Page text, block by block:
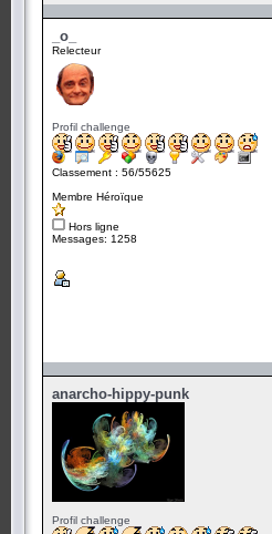
_o_
Relecteur
Profil challenge
Classement : 56/55625
Membre Héroïque
Hors ligne
Messages: 1258
anarcho-hippy-punk
Profil challenge